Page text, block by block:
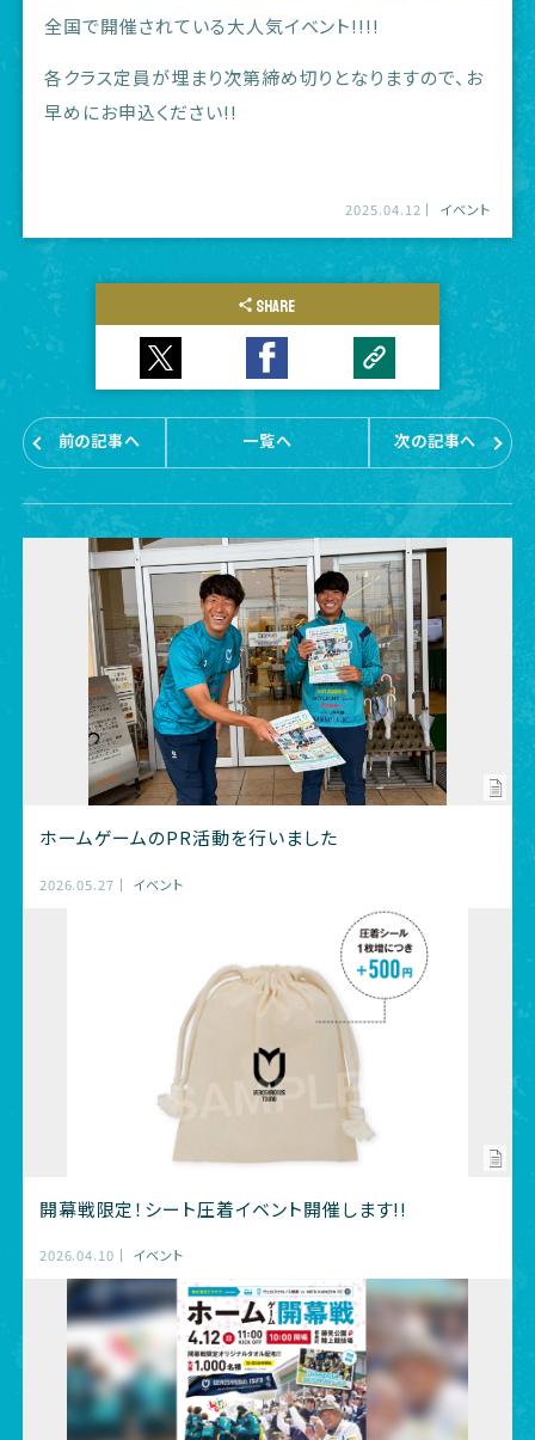
全国で開催されている大人気イベント!!!!
各クラス定員が埋まり次第締め切りとなりますので、お
早めにお申込ください!!
2025.04.12 イベント
SHARE
前の記事へ 一覧へ 次の記事へ
ホームゲームのPR活動を行いました
2026.05.27 イベント
開幕戦限定！シート圧着イベント開催します!!
2026.04.10 イベント